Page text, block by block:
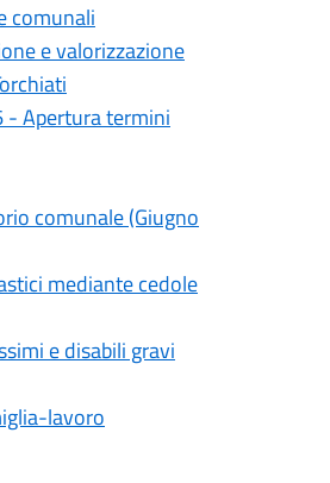
comunali
e valorizzazione
- Apertura termini
comunale (Giugno
mediante cedole
e disabili gravi
lavoro